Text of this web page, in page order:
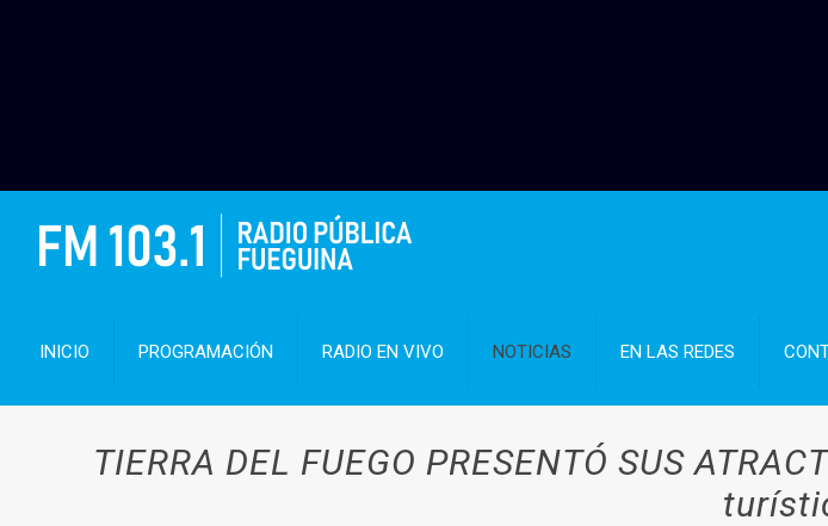
INICIO PROGRAMACIÓN RADIO EN VIVO NOTICIAS EN LAS REDES
TIERRA DEL FUEGO PRESENTÓ SUS